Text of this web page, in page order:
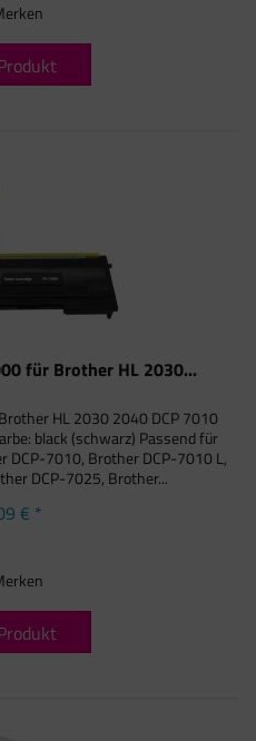
für Brother HL 2030...
HL 2030 2040 DCP 7010
black (schwarz) Passend für
DCP-7010, Brother DCP-7010 L,
DCP-7025, Brother...
€ *